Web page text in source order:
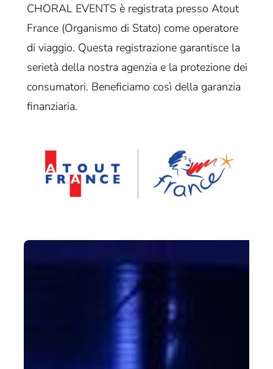
CHORAL EVENTS è registrata presso Atout
France (Organismo di Stato) come operatore
di viaggio. Questa registrazione garantisce la
serietà della nostra agenzia e la protezione dei
consumatori. Beneficiamo così della garanzia
finanziaria.